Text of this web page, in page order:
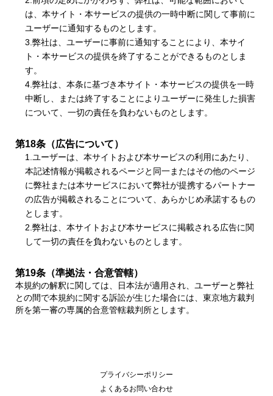
は、本サイト・本サービスの提供の一時中断に関して事前に
ユーザーに通知するものとします。
3.弊社は、ユーザーに事前に通知することにより、本サイ
ト・本サービスの提供を終了することができるものとしま
す。
4.弊社は、本条に基づき本サイト・本サービスの提供を一時
中断し、または終了することによりユーザーに発生した損害
について、一切の責任を負わないものとします。
第18条（広告について）
1.ユーザーは、本サイトおよび本サービスの利用にあたり、
本記述情報が掲載されるページと同一またはその他のページ
に弊社または本サービスにおいて弊社が提携するパートナー
の広告が掲載されることについて、あらかじめ承諾するもの
とします。
2.弊社は、本サイトおよび本サービスに掲載される広告に関
して一切の責任を負わないものとします。
第19条（準拠法・合意管轄）
本規約の解釈に関しては、日本法が適用され、ユーザーと弊社
との間で本規約に関する訴訟が生じた場合には、東京地方裁判
所を第一審の専属的合意管轄裁判所とします。
プライバシーポリシー
よくあるお問い合わせ